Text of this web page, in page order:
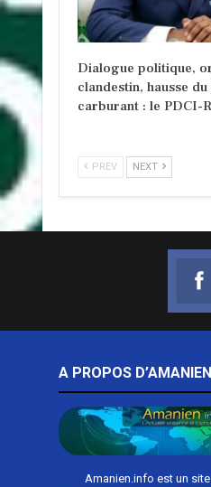
Dialogue politique,
clandestin, hausse
carburant : le PDCI-
PREV NEXT
A PROPOS
Amanien.info est un